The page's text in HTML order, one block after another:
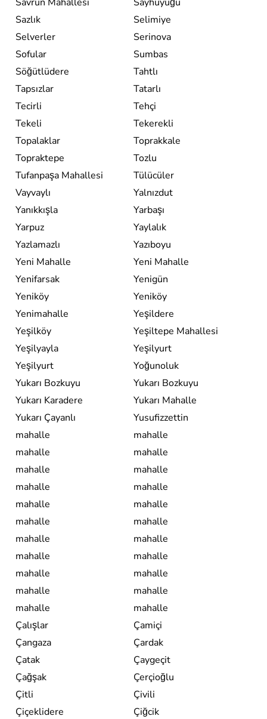
Sazlık
Selimiye
Selverler
Serinova
Sofular
Sumbas
Söğütlüdere
Tahtlı
Tapsızlar
Tatarlı
Tecirli
Tehçi
Tekeli
Tekerekli
Topalaklar
Toprakkale
Topraktepe
Tozlu
Tufanpaşa Mahallesi
Tülücüler
Vayvaylı
Yalnızdut
Yanıkkışla
Yarbaşı
Yarpuz
Yaylalık
Yazlamazlı
Yazıboyu
Yeni Mahalle
Yeni Mahalle
Yenifarsak
Yenigün
Yeniköy
Yeniköy
Yenimahalle
Yeşildere
Yeşilköy
Yeşiltepe Mahallesi
Yeşilyayla
Yeşilyurt
Yeşilyurt
Yoğunoluk
Yukarı Bozkuyu
Yukarı Bozkuyu
Yukarı Karadere
Yukarı Mahalle
Yukarı Çayanlı
Yusufizzettin
mahalle
mahalle
mahalle
mahalle
mahalle
mahalle
mahalle
mahalle
mahalle
mahalle
mahalle
mahalle
mahalle
mahalle
mahalle
mahalle
mahalle
mahalle
mahalle
mahalle
mahalle
mahalle
Çalışlar
Çamiçi
Çangaza
Çardak
Çatak
Çaygeçit
Çağşak
Çerçioğlu
Çitli
Çivili
Çiçeklidere
Çiğcik